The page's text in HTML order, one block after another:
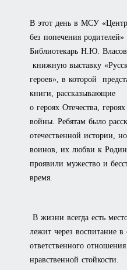
В этот день в МСУ
без попечения
Библиотекарь Н.Ю.
книжную выставку
героев», в которой
книги, рассказывающие
о героях Отечества,
войны. Ребятам было
отечественной истории,
воинов, их любви к
проявили мужество и
время.
В жизни всегда есть
лежит через воспитание в
ответственного
нравственной стойкости.